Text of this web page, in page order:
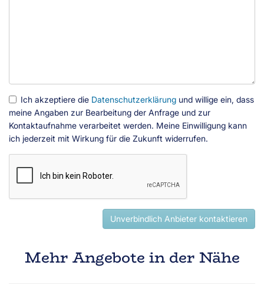
Ich akzeptiere die Datenschutzerklärung und willige ein, dass
meine Angaben zur Bearbeitung der Anfrage und zur
Kontaktaufnahme verarbeitet werden. Meine Einwilligung kann
ich jederzeit mit Wirkung für die Zukunft widerrufen.
Unverbindlich Anbieter kontaktieren
Mehr Angebote in der Nähe